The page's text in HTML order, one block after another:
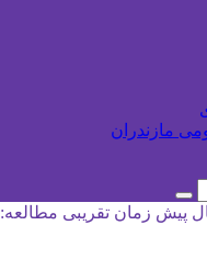
مازندران
زمان تقریبی مطالعه: 1 دقیقه